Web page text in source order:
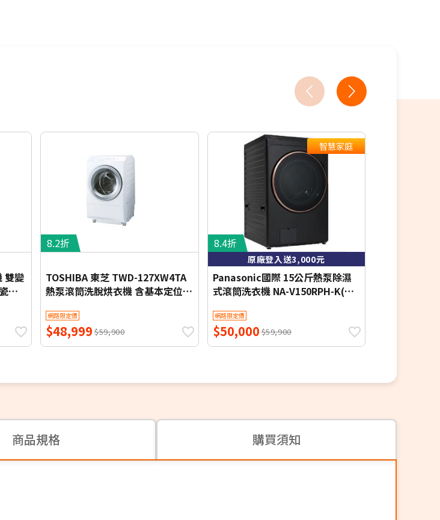
雙變
白
8.2折
TOSHIBA 東芝 TWD-127XW4TA
熱泵滾筒洗脫烘衣機 含基本定位安
網路限定價
$48,999 $59,900
智慧家庭
8.4折
原廠登入送3,000元
Panasonic國際 15公斤熱泵除濕
式滾筒洗衣機 NA-V150RPH-K(夜
(自行官網登入)$3000【限時優
惠】
網路限定價
$50,000$59,900
商品規格 購買須知